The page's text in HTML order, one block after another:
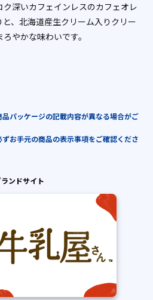
深いカフェインレスのカフェオレ
、北海道産生クリーム入りクリー
やかな味わいです。
パッケージの記載内容が異なる場合がご
お手元の商品の表示事項をご確認くださ
ランドサイト